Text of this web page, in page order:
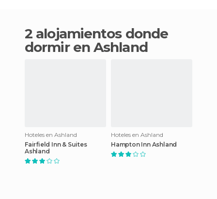
2 alojamientos donde
dormir en Ashland
Hoteles en Ashland
Fairfield Inn & Suites
Ashland
Hoteles en Ashland
Hampton Inn Ashland